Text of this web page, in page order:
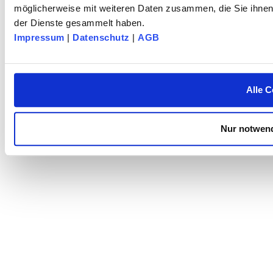
möglicherweise mit weiteren Daten zusammen, die Sie
der Dienste gesammelt haben.
Impressum | Datenschutz | AGB
Alle
Nur